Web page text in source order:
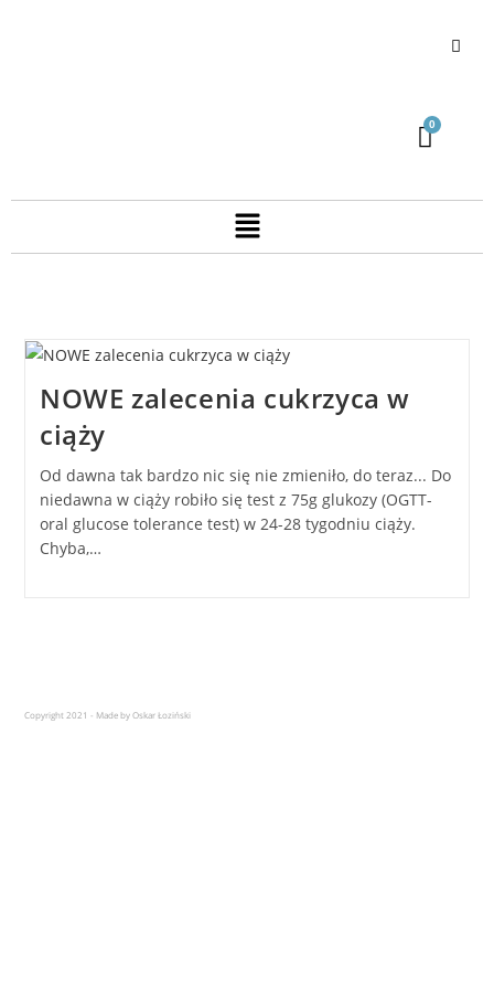
NOWE zalecenia cukrzyca w
ciąży
Od dawna tak bardzo nic się nie zmieniło, do teraz... Do
niedawna w ciąży robiło się test z 75g glukozy (OGTT-
oral glucose tolerance test) w 24-28 tygodniu ciąży.
Chyba,…
Copyright 2021 - Made by Oskar Łoziński